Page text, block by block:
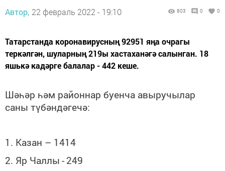
Автор, 22 февраль 2022 - 19:10 803 0 0
Татарстанда коронавирусның 92951 яңа очрагы
теркәлгән, шуларның 219ы хастаханәгә салынган. 18
яшькә кадәрге балалар - 442 кеше.
Шәһәр һәм районнар буенча авыручылар
саны түбәндәгечә:
1. Казан – 1414
2. Яр Чаллы - 249